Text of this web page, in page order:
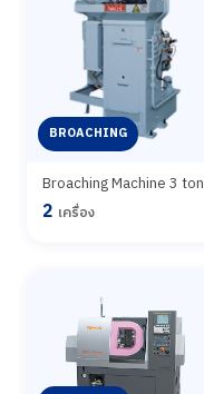
BROACHING
Broaching Machine 3 ton
2 เครื่อง